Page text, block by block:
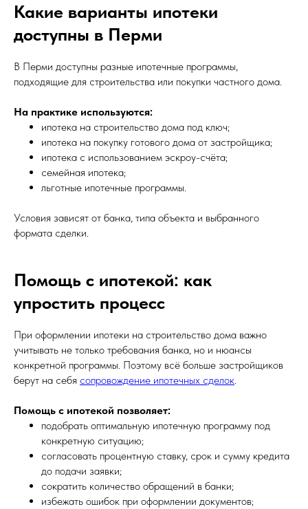
Какие варианты ипотеки
доступны в Перми
В Перми доступны разные ипотечные программы,
подходящие для строительства или покупки частного дома.
На практике используются:
ипотека на строительство дома под ключ;
ипотека на покупку готового дома от застройщика;
ипотека с использованием эскроу-счёта;
семейная ипотека;
льготные ипотечные программы.
Условия зависят от банка, типа объекта и выбранного
формата сделки.
Помощь с ипотекой: как
упростить процесс
При оформлении ипотеки на строительство дома важно
учитывать не только требования банка, но и нюансы
конкретной программы. Поэтому всё больше застройщиков
берут на себя сопровождение ипотечных сделок.
Помощь с ипотекой позволяет:
подобрать оптимальную ипотечную программу под
конкретную ситуацию;
согласовать процентную ставку, срок и сумму кредита
до подачи заявки;
сократить количество обращений в банки;
избежать ошибок при оформлении документов;